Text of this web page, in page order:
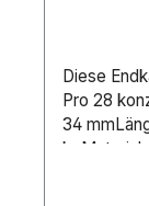
Diese
Pro 28
34
kgMaterial: